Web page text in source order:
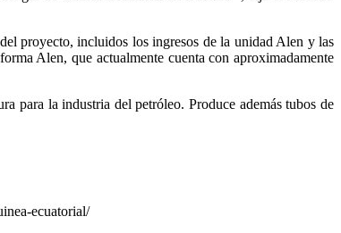
proyecto, incluidos los ingresos de la unidad Alen y las
Alen, que actualmente cuenta con aproximadamente
para la industria del petróleo. Produce además tubos de
ecuatorial/